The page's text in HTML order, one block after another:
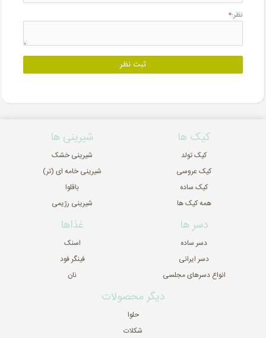
نظر:*
ثبت نظر
کیک ها
کیک تولد
کیک عروسی
کیک ساده
همه کیک ها
شیرینی ها
شیرینی خشک
شیرینی خامه ای (تر)
باقلوا
شیرینی رژیمی
دسر ها
دسر ساده
دسر ایرانی
انواع دسرهای مجلسی
غذاها
اسنک
فینگر فود
نان
دیگر محصولات
حلوا
شکلات